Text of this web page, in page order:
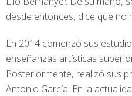
desde entonces, dice que no
En 2014 comenzó sus
enseñanzas artísticas
Posteriormente, realizó sus
Antonio García. En la